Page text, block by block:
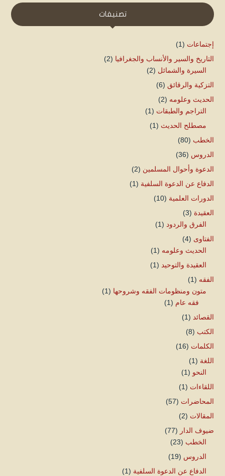
تصنيفات
إجتماعات (1)
التاريخ والسير والأنساب والجغرافيا (2)
السيرة والشمائل (2)
التزكية والرقائق (6)
الحديث وعلومه (2)
التراجم والطبقات (1)
مصطلح الحديث (1)
الخطب (80)
الدروس (36)
الدعوة وأحوال المسلمين (2)
الدفاع عن الدعوة السلفية (1)
الدورات العلمية (10)
العقيدة (3)
الفرق والردود (1)
الفتاوى (4)
الحديث وعلومه (1)
العقيدة والتوحيد (1)
الفقه (1)
متون ومنظومات الفقه وشروحها (1)
فقه عام (1)
القصائد (1)
الكتب (8)
الكلمات (16)
اللغة (1)
النحو (1)
اللقاءات (1)
المحاضرات (57)
المقالات (2)
ضيوف الدار (77)
الخطب (23)
الدروس (19)
الدفاع عن الدعوة السلفية (1)